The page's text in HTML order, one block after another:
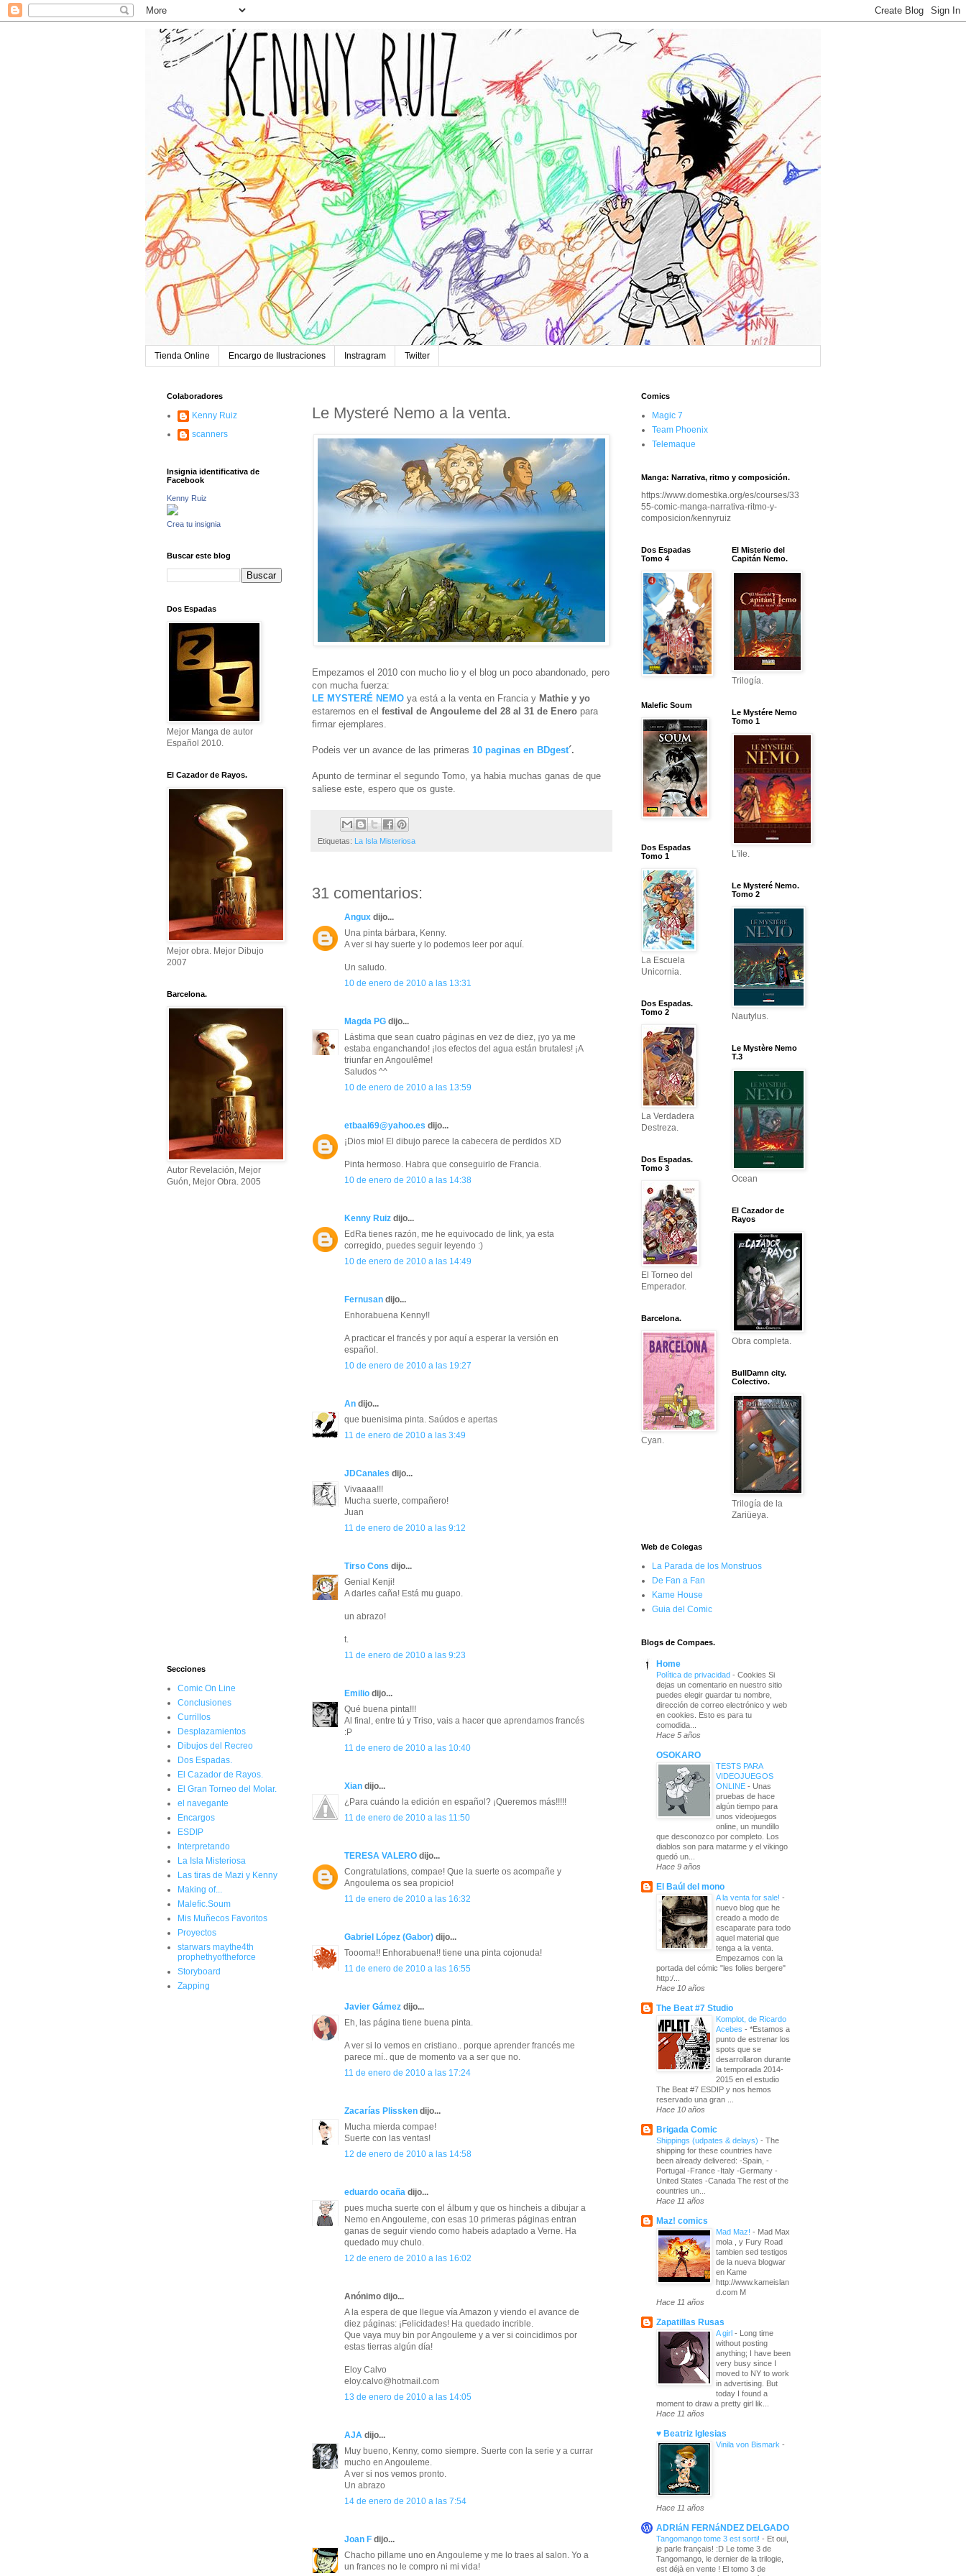
Tienda Online Encargo de Ilustraciones Instragram Twitter
Le Mysteré Nemo a la venta.
Empezamos el 2010 con mucho lio y el blog un poco abandonado, pero
con mucha fuerza:
LE MYSTERÉ NEMO ya está a la venta en Francia y Mathie y yo
estaremos en el festival de Angouleme del 28 al 31 de Enero para
firmar ejemplares.
Podeis ver un avance de las primeras 10 paginas en BDgest´.
Apunto de terminar el segundo Tomo, ya habia muchas ganas de que
saliese este, espero que os guste.
Etiquetas: La Isla Misteriosa
31 comentarios:
Angux dijo...
Una pinta bárbara, Kenny.
A ver si hay suerte y lo podemos leer por aquí.
Un saludo.
10 de enero de 2010 a las 13:31
Magda PG dijo...
Lástima que sean cuatro páginas en vez de diez, ¡yo ya me
estaba enganchando! ¡los efectos del agua están brutales! ¡A
triunfar en Angoulême!
Saludos ^^
10 de enero de 2010 a las 13:59
etbaal69@yahoo.es dijo...
¡Dios mio! El dibujo parece la cabecera de perdidos XD
Pinta hermoso. Habra que conseguirlo de Francia.
10 de enero de 2010 a las 14:38
Kenny Ruiz dijo...
EdRa tienes razón, me he equivocado de link, ya esta
corregido, puedes seguir leyendo :)
10 de enero de 2010 a las 14:49
Fernusan dijo...
Enhorabuena Kenny!!
A practicar el francés y por aquí a esperar la versión en
español.
10 de enero de 2010 a las 19:27
An dijo...
que buenisima pinta. Saúdos e apertas
11 de enero de 2010 a las 3:49
JDCanales dijo...
Vivaaaa!!!
Mucha suerte, compañero!
Juan
11 de enero de 2010 a las 9:12
Tirso Cons dijo...
Genial Kenji!
A darles caña! Está mu guapo.
un abrazo!
t.
11 de enero de 2010 a las 9:23
Emilio dijo...
Qué buena pinta!!!
Al final, entre tú y Triso, vais a hacer que aprendamos francés
:P
11 de enero de 2010 a las 10:40
Xian dijo...
¿Para cuándo la edición en español? ¡Queremos más!!!!!
11 de enero de 2010 a las 11:50
TERESA VALERO dijo...
Congratulations, compae! Que la suerte os acompañe y
Angoulema os sea propicio!
11 de enero de 2010 a las 16:32
Gabriel López (Gabor) dijo...
Toooma!! Enhorabuena!! tiene una pinta cojonuda!
11 de enero de 2010 a las 16:55
Javier Gámez dijo...
Eh, las página tiene buena pinta.
A ver si lo vemos en cristiano.. porque aprender francés me
parece mí.. que de momento va a ser que no.
11 de enero de 2010 a las 17:24
Zacarías Plissken dijo...
Mucha mierda compae!
Suerte con las ventas!
12 de enero de 2010 a las 14:58
eduardo ocaña dijo...
pues mucha suerte con el álbum y que os hincheis a dibujar a
Nemo en Angouleme, con esas 10 primeras páginas entran
ganas de seguir viendo como habeis adaptado a Verne. Ha
quedado muy chulo.
12 de enero de 2010 a las 16:02
Anónimo dijo...
A la espera de que llegue vía Amazon y viendo el avance de
diez páginas: ¡Felicidades! Ha quedado incrible.
Que vaya muy bin por Angouleme y a ver si coincidimos por
estas tierras algún día!
Eloy Calvo
eloy.calvo@hotmail.com
13 de enero de 2010 a las 14:05
AJA dijo...
Muy bueno, Kenny, como siempre. Suerte con la serie y a currar
mucho en Angouleme.
A ver si nos vemos pronto.
Un abrazo
14 de enero de 2010 a las 7:54
Joan F dijo...
Chacho pillame uno en Angouleme y me lo traes al salon. Yo a
un frances no le compro ni mi vida!
Colaboradores
Kenny Ruiz
scanners
Insignia identificativa de
Facebook
Kenny Ruiz
Crea tu insignia
Buscar este blog
Dos Espadas
Mejor Manga de autor
Español 2010.
El Cazador de Rayos.
Mejor obra. Mejor Dibujo
2007
Barcelona.
Autor Revelación, Mejor
Guón, Mejor Obra. 2005
Secciones
Comic On Line
Conclusiones
Currillos
Desplazamientos
Dibujos del Recreo
Dos Espadas.
El Cazador de Rayos.
El Gran Torneo del Molar.
el navegante
Encargos
ESDIP
Interpretando
La Isla Misteriosa
Las tiras de Mazi y Kenny
Making of...
Malefic.Soum
Mis Muñecos Favoritos
Proyectos
starwars maythe4th
prophethyoftheforce
Storyboard
Zapping
Comics
Magic 7
Team Phoenix
Telemaque
Manga: Narrativa, ritmo y composición.
https://www.domestika.org/es/courses/33
55-comic-manga-narrativa-ritmo-y-
composicion/kennyruiz
Dos Espadas
Tomo 4
Malefic Soum
Dos Espadas
Tomo 1
La Escuela
Unicornia.
Dos Espadas.
Tomo 2
La Verdadera
Destreza.
Dos Espadas.
Tomo 3
El Torneo del
Emperador.
Barcelona.
Cyan.
El Misterio del
Capitán Nemo.
Trilogía.
Le Mystére Nemo
Tomo 1
L'ile.
Le Mysteré Nemo.
Tomo 2
Nautylus.
Le Mystère Nemo
T.3
Ocean
El Cazador de
Rayos
Obra completa.
BullDamn city.
Colectivo.
Trilogía de la
Zariüeya.
Web de Colegas
La Parada de los Monstruos
De Fan a Fan
Kame House
Guia del Comic
Blogs de Compaes.
Home
Política de privacidad - Cookies Si
dejas un comentario en nuestro sitio
puedes elegir guardar tu nombre,
dirección de correo electrónico y web
en cookies. Esto es para tu
comodida...
Hace 5 años
OSOKARO
TESTS PARA
VIDEOJUEGOS
ONLINE - Unas
pruebas de hace
algún tiempo para
unos videojuegos
online, un mundillo
que desconozco por completo. Los
diablos son para matarme y el vikingo
quedó un...
Hace 9 años
El Baúl del mono
A la venta for sale! -
nuevo blog que he
creado a modo de
escaparate para todo
aquel material que
tenga a la venta.
Empezamos con la
portada del cómic "les folies bergere"
http:/...
Hace 10 años
The Beat #7 Studio
Komplot, de Ricardo
Acebes - *Estamos a
punto de estrenar los
spots que se
desarrollaron durante
la temporada 2014-
2015 en el estudio
The Beat #7 ESDIP y nos hemos
reservado una gran ...
Hace 10 años
Brigada Comic
Shippings (udpates & delays) - The
shipping for these countries have
been already delivered: -Spain, -
Portugal -France -Italy -Germany -
United States -Canada The rest of the
countries un...
Hace 11 años
Maz! comics
Mad Maz! - Mad Max
mola , y Fury Road
tambien sed testigos
de la nueva blogwar
en Kame
http://www.kameislan
d.com M
Hace 11 años
Zapatillas Rusas
A girl -
Long time
without posting
anything; I have been
very busy since I
moved to NY to work
in advertising. But
today I found a
moment to draw a pretty girl lik...
Hace 11 años
♥ Beatriz Iglesias
Vinila von Bismark -
Hace 11 años
ADRIáN FERNáNDEZ DELGADO
Tangomango tome 3 est sorti! - Et oui,
je parle français! :D Le tome 3 de
Tangomango, le dernier de la trilogie,
est déjà en vente ! El tomo 3 de